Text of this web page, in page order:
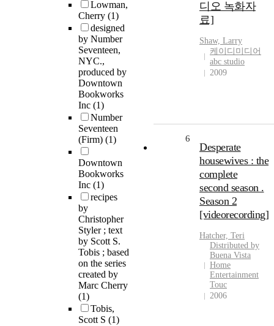
Lowman,
Cherry (1)
designed
by Number
Seventeen,
NYC.,
produced by
Downtown
Bookworks
Inc (1)
Number
Seventeen
(Firm) (1)
Downtown
Bookworks
Inc (1)
recipes
by
Christopher
Styler ; text
by Scott S.
Tobis ; based
on the series
created by
Marc Cherry
(1)
Tobis,
Scott S (1)
디오 녹화자
료]
Shaw, Larry
케이디미디어
abc studio
2009
6
Desperate
housewives : the
complete
second season .
Season 2
[videorecording]
Hatcher, Teri
Distributed by
Buena Vista
Home
Entertainment
Touc
2006